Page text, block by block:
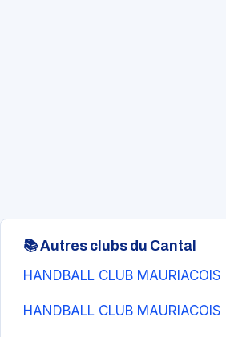
📚 Autres clubs du Cantal
HANDBALL CLUB MAURIACOIS
HANDBALL CLUB MAURIACOIS